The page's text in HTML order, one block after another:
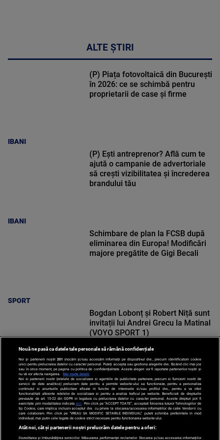
ALTE ȘTIRI
IBANI
(P) Piața fotovoltaică din București
în 2026: ce se schimbă pentru
proprietarii de case și firme
IBANI
(P) Ești antreprenor? Află cum te
ajută o campanie de advertoriale
să crești vizibilitatea și încrederea
brandului tău
SPORT
Schimbare de plan la FCSB după
eliminarea din Europa! Modificări
majore pregătite de Gigi Becali
SPORT
Bogdan Lobonț și Robert Niță sunt
invitații lui Andrei Grecu la Matinal
(VOYO SPORT 1)
Nouă ne pasă ca datele tale personale să rămână confidențiale
Noi și partenerii noștri 201 stocăm și/sau accesăm informații pe dispozitivul dvs., precum identificatorii cookie
unici pentru prelucrarea datelor cu caracter personal. Puteți accepta sau gestiona alegerile dvs. făcând clic mai jos
sau în orice moment, pe pagina cu politica de confidențialitate. Aceste alegeri vor fi raportate partenerilor noștri și
nu vă vor afecta navigarea.
Mai multe detalii
Noi si partenerii nostri (retelele de socializare si agentiile de publicitate partenere, precum si furnizorii nostri de
servicii de date analitice) prelucram date pentru a permite website-ului sa functioneze, pentru a personaliza
continutul si anunturile publicitare afisate in functie de interesele si/sau profilul dvs., pentru a va oferi
functionalitati aferente retelelor de socializare si pentru a analiza traficul pe website. Beneficiati de drepturile
prevazute de art. 15-22 din GDPR in legatura cu prelucrarea datelor cu caracter personal. Aceste drepturi pot fi
exercitate prin modalitatea indicataaici . Prin click pe “ACCEPT TOATE”, acceptati folosirea tuturor Tehnologiilor de
tip Cookie, care implica inclusiv acceptul dvs. cu privire la stocarea/accesarea informatiilor de catre Vendor-ii cu
care colaboram. Prin click pe “VREAU SA MODIFIC SETARILE INDIVIDUAL” puteti schimba preferintele in mod
individual, mai putin cele legate de cookie strict necesare pentru functionarea website-ului.
Atât noi, cât și partenerii noștri prelucrăm datele pentru a oferi:
Dezvoltarea și îmbunătățirea serviciilor. Măsurarea performanței reclamelor. Stocarea și/sau accesarea informațiilor